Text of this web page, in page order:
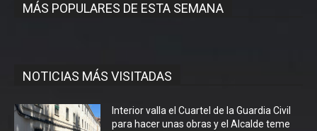
MÁS POPULARES DE ESTA SEMANA
NOTICIAS MÁS VISITADAS
Interior valla el Cuartel de la Guardia Civil
para hacer unas obras y el Alcalde teme